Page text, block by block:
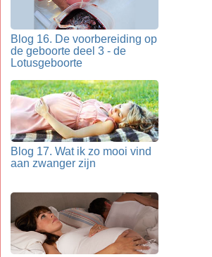
Blog 16. De voorbereiding op
de geboorte deel 3 - de
Lotusgeboorte
Blog 17. Wat ik zo mooi vind
aan zwanger zijn